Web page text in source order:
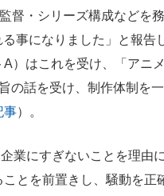
督・シリーズ構成などを
事になりました」と報告
）はこれを受け、「アニ
の話を受け、制作体制を
事）。
業にすぎないことを理由
とを前置きし、騒動を正